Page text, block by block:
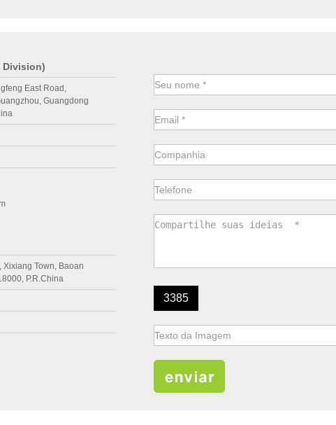
Division)
East Road,
Guangdong
Xixiang Town, Baoan
P.R.China
3385